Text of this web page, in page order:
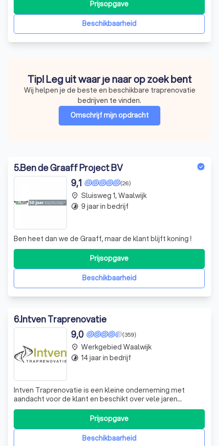
versleten trap een nieuwe, frisse en eigentijdse
uitstraling. We onderscheiden ons door
Beschikbaarheid
Prijsopgave
Tip! Leg uit waar je naar op zoek bent
Wij helpen je de beste en beschikbare traprenovatie
bedrijven te vinden.
Omschrijf mijn opdracht
5.Ben de Graaff Project BV
(26)
9,1
Ben heet dan we de Graaff, maar de klant blijft koning !
Beschikbaarheid
Prijsopgave
place Sluisweg 1, Waalwijk
timelapse 9 jaar in bedrijf
6.Intven Traprenovatie
(359)
9,0
Intven Traprenovatie is een kleine onderneming met
aandacht voor de klant en beschikt over vele jaren
ervaring en kennis. Wij komen graag bij u langs om te
bespreken wat de mogelijkheden zijn. U kunt aan de hand
van onze stalen en voorbeelden uw kleur kiezen en de
hoge kwaliteit van onze overzettred
Beschikbaarheid
Prijsopgave
place Werkgebied Waalwijk
timelapse 14 jaar in bedrijf